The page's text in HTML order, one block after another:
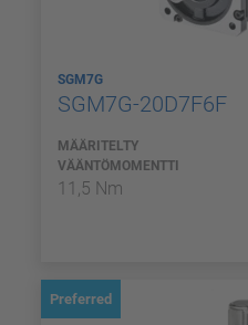
SGM7G
SGM7G-20D7F6F
MÄÄRITELTY
VÄÄNTÖMOMENTTI
11,5 Nm
Preferred